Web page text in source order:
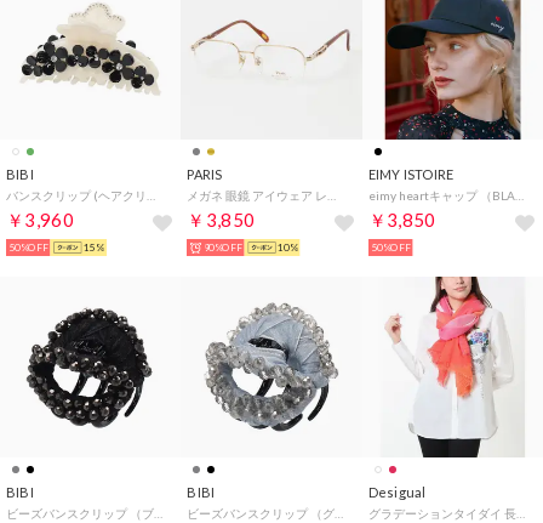
BIBI
￥3,960
50%OFF 15%
PARIS
￥3,850
90%OFF 10%
EIMY ISTOIRE
￥3,850
50%OFF
BIBI BIBI Desigual
グラデーションタイダイ 長方形ストール （ピンク/レッド）